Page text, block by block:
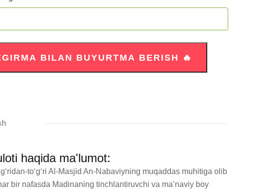
haqida ma'lumot:
to‘g‘ri Al-Masjid An-Nabaviyning muqaddas muhitiga olib
bir nafasda Madinaning tinchlantiruvchi va ma’naviy boy